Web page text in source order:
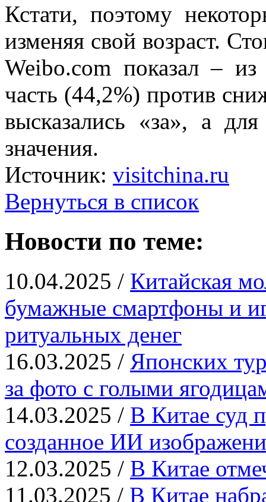
Кстати, поэтому
изменяя свой возраст.
Weibo.com показал –
часть (44,2%) против
высказались «за», а
значения.
Источник: visitchina.ru
Вернуться в список
Новости по теме:
10.04.2025 / Китайская
бумажные смартфоны и
ритуальных денег
16.03.2025 / Японских
за фото с голыми
14.03.2025 / В Китае суд
созданное ИИ
12.03.2025 / В Китае
11.03.2025 / В Китае